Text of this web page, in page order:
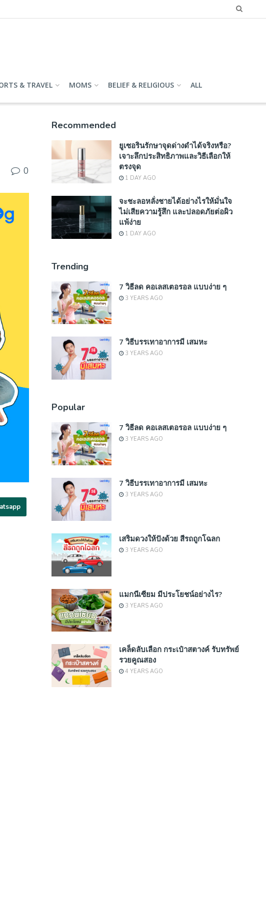
& TRAVEL MOMS BELIEF & RELIGIOUS ALL
0
Recommended
ยูเซอรินรักษาจุดด่างดำได้จริงหรือ?
เจาะลึกประสิทธิภาพและวิธีเลือกให้
ตรงจุด
1 DAY AGO
จะชะลอหลั่งชายได้อย่างไรให้มั่นใจ
ไม่เสียความรู้สึก และปลอดภัยต่อผิว
แพ้ง่าย
1 DAY AGO
Trending
7 วิธีลด คอเลสเตอรอล แบบง่าย ๆ
3 YEARS AGO
7 วิธีบรรเทาอาการมี เสมหะ
3 YEARS AGO
Popular
7 วิธีลด คอเลสเตอรอล แบบง่าย ๆ
3 YEARS AGO
7 วิธีบรรเทาอาการมี เสมหะ
3 YEARS AGO
เสริมดวงให้ปังด้วย สีรถถูกโฉลก
3 YEARS AGO
แมกนีเซียม มีประโยชน์อย่างไร?
3 YEARS AGO
เคล็ดลับเลือก กระเป๋าสตางค์ รับทรัพย์
รวยคูณสอง
4 YEARS AGO